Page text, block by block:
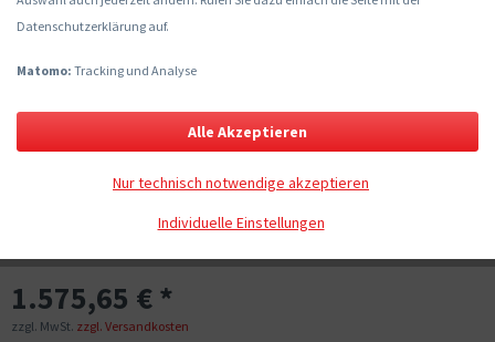
1.575,65 € *
zzgl. MwSt. zzgl. Versandkosten
Datenschutzerklärung auf.
Matomo: Tracking und Analyse
Individuelle Einstellungen
Nur technisch notwendige akzeptieren
Alle Akzeptieren